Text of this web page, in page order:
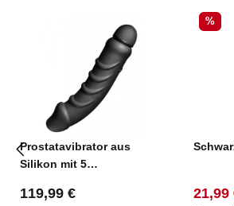
Prostatavibrator aus
Silikon mit 5
Regulärer Preis:
119,99 €
Rabatt
%
21,99